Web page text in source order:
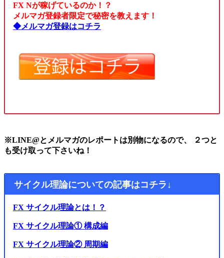
FX Nが稼げているのか！？
メルマガ登録者限定で秘密を教えます！
◆メルマガ登録はコチラ
※LINE@とメルマガのレポートは別物になるので、 ２つと
も受け取って下さいね！
サイクル理論についての記事はコチラ↓
FX サイクル理論とは！？
FX サイクル理論① 構成編
FX サイクル理論② 周期編